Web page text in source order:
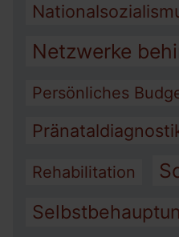
Netzwerke
Persönliches
Rehabilitation